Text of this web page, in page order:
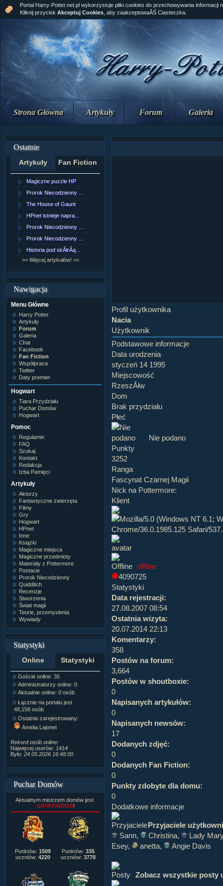
Strona Główna Artykuły Forum Galeria
Ostatnie
Artykuły Fan Fiction
Magiczne puzzle HP
Prorok Niecodzienny ...
The House of Gaunt
HPnet istnieje napra...
Prorok Niecodzienny ...
Prorok Niecodzienny ...
Historia pod skĂłrÂą...
>> Więcej artykułów! <<
Nawigacja
Menu Główne
Harry Potter
Artykuły
Forum
Galeria
Chat
Facebook
Fan Fiction
Współpraca
Twitter
Daty premier
Hogwart
Tiara Przydziału
Puchar Domów
Hogwart
Pomoc
Regulamin
FAQ
Szukaj
Kontakt
Redakcja
Izba Pamięci
Artykuły
Aktorzy
Fantastyczne zwierzęta
Filmy
Gry
Hogwart
HPnet
Inne
Książki
Magiczne miejsca
Magiczne przedmioty
Materiały z Pottermore
Postacie
Prorok Niecodzienny
Quidditch
Recenzje
Stworzenia
Świat magii
Teorie, przemyslenia
Wywiady
Statystyki
Online Statystyki
Goście online: 35
Administratorzy online: 0
Aktualnie online: 0 osób
Łącznie na portalu jest
48,158 osób
Ostatnio zarejestrowany:
Amelia Lajonet
Rekord osób online:
Najwięcej userów: 1414
Było: 24.05.2026 16:48:00
Dodanych newsów: 10,564
Zdjęć w galerii:
Tematów na forum: 3,921
Komentarzy do materiałów:
222,019
Rozdanych pochwał:
Puchar Domów
Aktualnym mistrzem domów jest
GRYFFINDOR!
Punktów: 1509
uczniów: 4220
Punktów: 335
uczniów: 3778
Portal Harry-Potter.net.pl wykorzystuje pliki cookies do przechowywania informacji
Kliknij przycisk Akceptuj Cookies , aby zaakceptowaĂŚ Ciasteczka.
Profil użytkownika
Nacia
Użytkownik
Podstawowe informacje
Data urodzenia
styczeń 14 1995
Miejscowość
RzeszĂłw
Dom
Brak przydziału
Płeć
Nie podano
Punkty
3252
Ranga
Fascynat Czarnej Magii
Nick na Pottermore:
Klient
offline
4090725
Statystyki
Data rejestracji:
27.08.2007 08:54
Ostatnia wizyta:
20.07.2014 22:13
Komentarzy:
358
Postów na forum:
3,664
Postów w shoutboxie:
0
Napisanych artykułów:
0
Napisanych newsów:
17
Dodanych zdjęć:
0
Dodanych Fan Fiction:
0
Punkty zdobyte dla domu:
0
Dodatkowe informacje
Przyjaciele
Sann, Christina,
Lady
Esey, anetta, Angie Davis
Zobacz wszystkie posty